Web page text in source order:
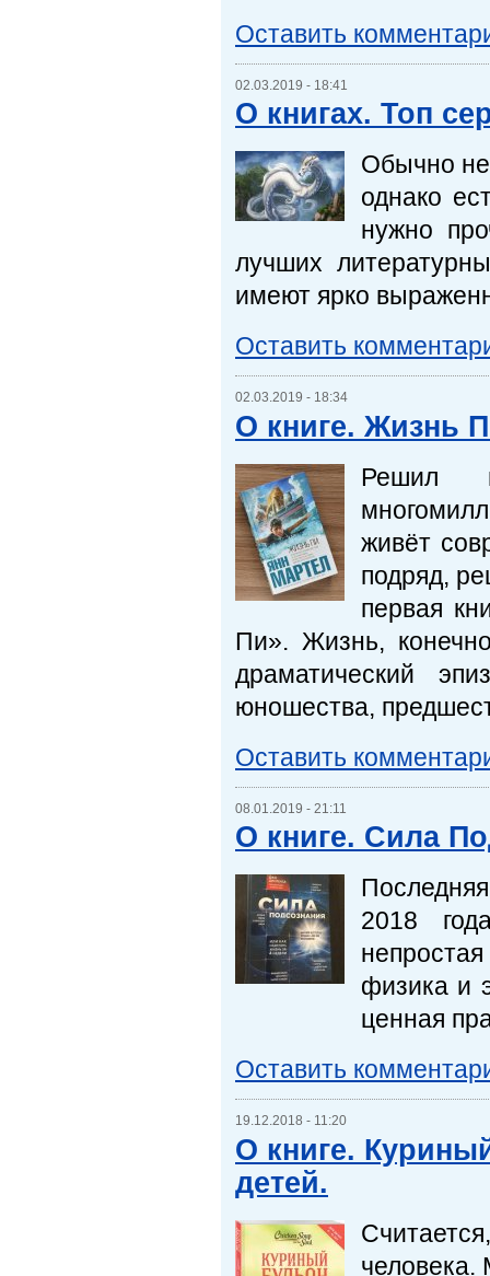
Оставить
02.03.2019 - 18:41
О книгах. Топ
Обычно не
однако
нужно
лучших
имеют ярко
Оставить
02.03.2019 - 18:34
О книге. Жизнь
Решил
живёт
подряд,
первая
Пи». Жизнь,
драматический
юношества,
Оставить
08.01.2019 - 21:11
О книге. Сила
2018
физика и
ценная
Оставить
19.12.2018 - 11:20
О книге.
детей.
человека.